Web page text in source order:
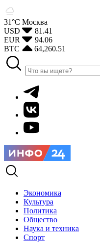
31°С Москва
USD
81.41
EUR
94.06
BTC
64,260.51
Экономика
Культура
Политика
Общество
Наука и техника
Спорт